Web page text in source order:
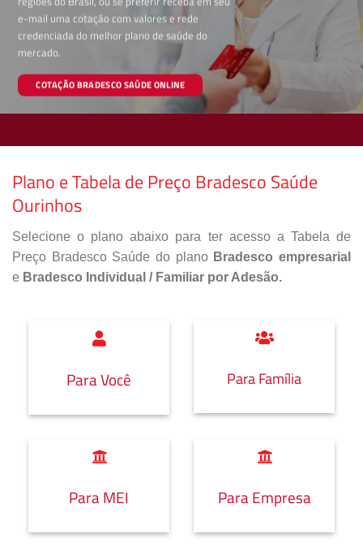
e-mail uma cotação com valores e rede
credenciada do melhor plano de saúde do
mercado.
COTAÇÃO BRADESCO SAÚDE ONLINE
Plano e Tabela de Preço Bradesco Saúde
Ourinhos
Selecione o plano abaixo para ter acesso a Tabela de
Preço Bradesco Saúde do plano Bradesco empresarial
e Bradesco Individual / Familiar por Adesão.
Para Você Para Família
Para MEI Para Empresa